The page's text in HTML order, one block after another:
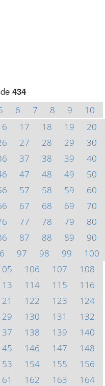
434
6 7 8 9
10
17 18 19
20
27 28 29
30
37 38 39
40
47 48 49
50
57 58 59
60
67 68 69
70
77 78 79
80
87 88 89
90
97 98 99
100
106 107
108
114 115
116
122 123
124
130 131
132
138 139
140
146 147
148
154 155
156
162 163
164